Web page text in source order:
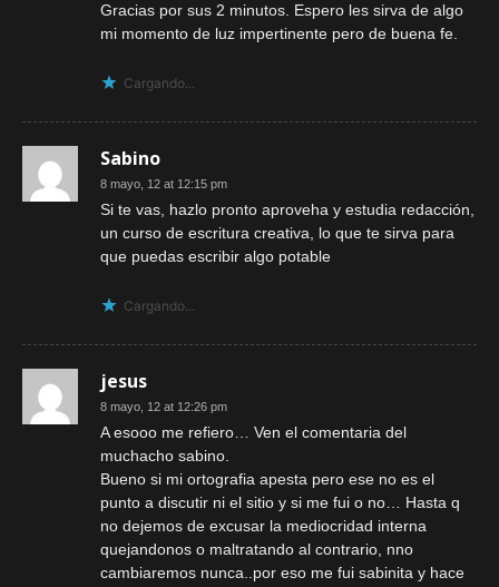
Gracias por sus 2 minutos. Espero les sirva de algo
mi momento de luz impertinente pero de buena fe.
Cargando...
Sabino
8 mayo, 12 at 12:15 pm
Si te vas, hazlo pronto aproveha y estudia redacción,
un curso de escritura creativa, lo que te sirva para
que puedas escribir algo potable
Cargando...
jesus
8 mayo, 12 at 12:26 pm
A esooo me refiero… Ven el comentaria del
muchacho sabino.
Bueno si mi ortografia apesta pero ese no es el
punto a discutir ni el sitio y si me fui o no… Hasta q
no dejemos de excusar la mediocridad interna
quejandonos o maltratando al contrario, nno
cambiaremos nunca..por eso me fui sabinita y hace